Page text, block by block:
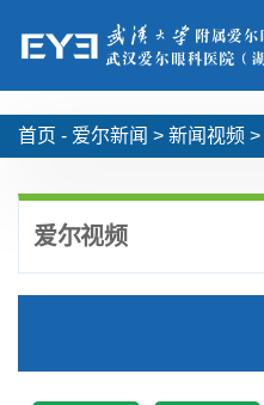
首页 - 爱尔新闻 > 新闻视频 >
爱尔视频